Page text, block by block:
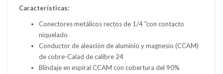
Características:
Conectores metálicos rectos de 1/4 "con contacto
niquelado
Conductor de aleación de aluminio y magnesio (CCAM)
de cobre-Calad de calibre 24
Blindaje en espiral CCAM con cobertura del 90%